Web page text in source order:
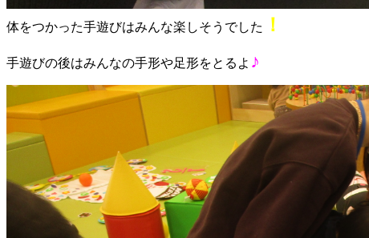
体をつかった手遊びはみんな楽しそうでした ！
手遊びの後はみんなの手形や足形をとるよ ♪